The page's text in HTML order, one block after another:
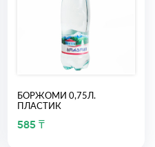
БОРЖОМИ 0,75Л.
ПЛАСТИК
585 ₸